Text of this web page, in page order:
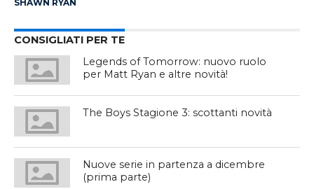
SHAWN RYAN
CONSIGLIATI PER TE
Legends of Tomorrow: nuovo ruolo
per Matt Ryan e altre novità!
The Boys Stagione 3: scottanti novità
Nuove serie in partenza a dicembre
(prima parte)